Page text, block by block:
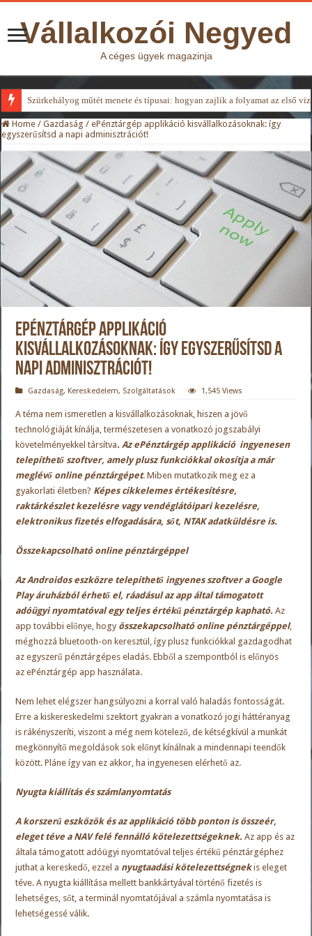
Vállalkozói Negyed
A céges ügyek magazinja
Szürkehályog műtét menete és típusai: hogyan zajlik a folyamat az első
Home / Gazdaság / ePénztárgép applikáció kisvállalkozásoknak: így
egyszerűsítsd a napi adminisztrációt!
ePénztárgép applikáció
kisvállalkozásoknak: így egyszerűsítsd a
napi adminisztrációt!
Gazdaság, Kereskedelem, Szolgáltatások 1,545 Views
A téma nem ismeretlen a kisvállalkozásoknak, hiszen a jövő
technológiáját kínálja, természetesen a vonatkozó jogszabályi
követelményekkel társítva. Az ePénztárgép applikáció ingyenesen
telepíthető szoftver, amely plusz funkciókkal okosítja a már
meglévő online pénztárgépet. Miben mutatkozik meg ez a
gyakorlati életben? Képes cikkelemes értékesítésre,
raktárkészlet kezelésre vagy vendéglátóipari kezelésre,
elektronikus fizetés elfogadására, sőt, NTAK adatküldésre is.
Összekapcsolható online pénztárgéppel
Az Androidos eszközre telepíthető ingyenes szoftver a Google
Play áruházból érhető el, ráadásul az app által támogatott
adóügyi nyomtatóval egy teljes értékű pénztárgép kapható. Az
app további előnye, hogy összekapcsolható online pénztárgéppel,
méghozzá bluetooth-on keresztül, így plusz funkciókkal gazdagodhat
az egyszerű pénztárgépes eladás. Ebből a szempontból is előnyös
azePénztárgép app használata.
Nem lehet elégszer hangsúlyozni a korral való haladás fontosságát.
Erre a kiskereskedelmi szektort gyakran a vonatkozó jogi háttéranyag
is rákényszeríti, viszont a még nem kötelező, de kétségkívül a munkát
megkönnyítő megoldások sok előnyt kínálnak a mindennapi teendők
között. Pláne így van ez akkor, ha ingyenesen elérhető az.
Nyugta kiállítás és számlanyomtatás
A korszerű eszközök és az applikáció több ponton is összeér,
eleget téve a NAV felé fennálló kötelezettségeknek. Az app és az
általa támogatott adóügyi nyomtatóval teljes értékű pénztárgéphez
juthat a kereskedő, ezzel a nyugtaadási kötelezettségnekis eleget
téve. A nyugta kiállítása mellett bankkártyával történő fizetés is
lehetséges, sőt, a terminál nyomtatójával a számla nyomtatása is
lehetségessé válik.